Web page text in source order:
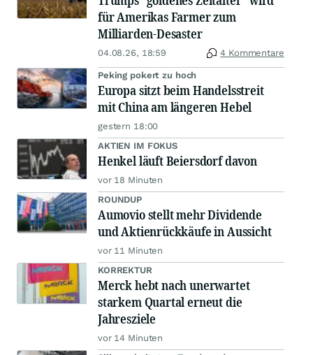
für Amerikas Farmer zum
Milliarden-Desaster
04.08.26, 18:59 4 Kommentare
Peking pokert zu hoch
Europa sitzt beim Handelsstreit
mit China am längeren Hebel
gestern 18:00
AKTIEN IM FOKUS
Henkel läuft Beiersdorf davon
vor 18 Minuten
ROUNDUP
Aumovio stellt mehr Dividende
und Aktienrückkäufe in Aussicht
vor 11 Minuten
KORREKTUR
Merck hebt nach unerwartet
starkem Quartal erneut die
Jahresziele
vor 14 Minuten